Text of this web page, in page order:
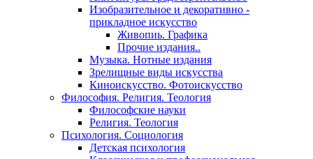
Изобразительное и декоративно -
прикладное искусство
Живопиь. Графика
Прочие издания..
Музыка. Нотные издания
Зрелищные виды искусства
Киноискусство. Фотоискусство
Философия. Религия. Теология
Философские науки
Религия. Теология
Психология. Социология
Детская психология